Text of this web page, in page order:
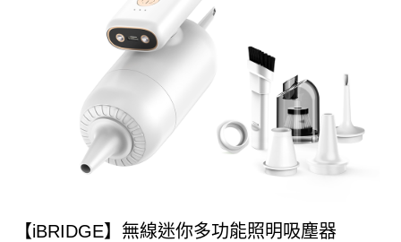
【iBRIDGE】無線迷你多功能照明吸塵器